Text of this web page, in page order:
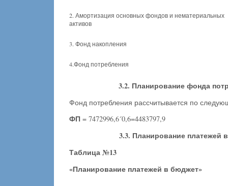
2. Амортизация основных фондов и нематериальных
активов
3. Фонд накопления
4.Фонд потребления
3.2. Планирование фонда
Фонд потребления рассчитывается по
ФП = 7472996,6´0,6=4483797,9
3.3. Планирование платежей
Таблица №13
«Планирование платежей в бюджет»